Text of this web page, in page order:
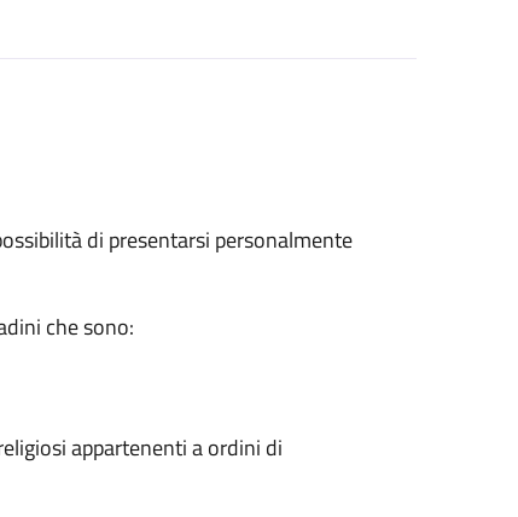
di presentarsi personalmente
che sono:
appartenenti a ordini di